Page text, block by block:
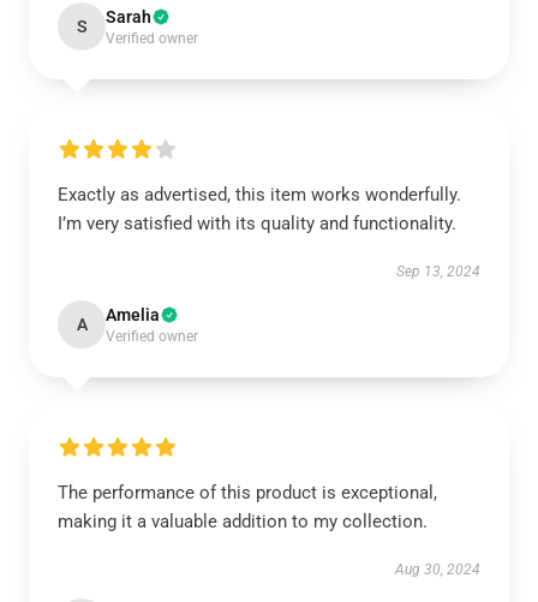
S Sarah
Verified owner
Exactly as advertised, this item works wonderfully.
I’m very satisfied with its quality and functionality.
Sep 13, 2024
A Amelia
Verified owner
The performance of this product is exceptional,
making it a valuable addition to my collection.
Aug 30, 2024